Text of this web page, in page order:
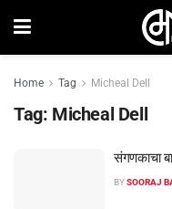
Home Tag Micheal Dell
Tag: Micheal Dell
संगणकाचा
BYSOORAJ